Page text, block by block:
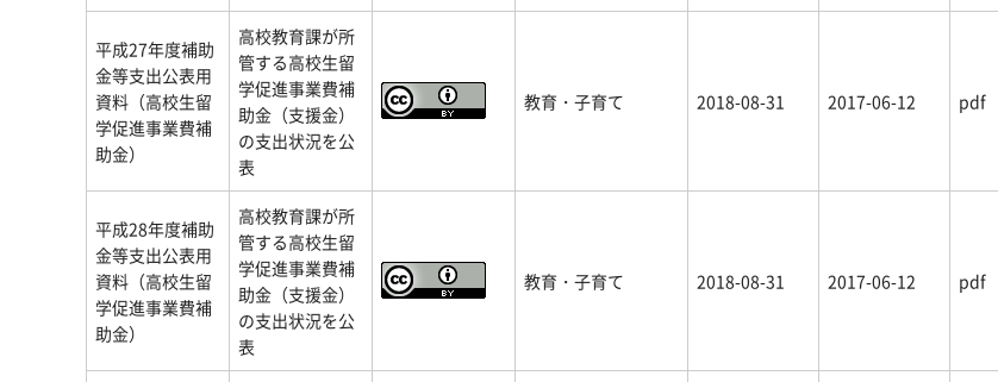
平成27年度補助
金等支出公表用
資料（高校生留
学促進事業費補
助金）
高校教育課が所
管する高校生留
学促進事業費補
助金（支援金）
の支出状況を公
表
教育・子育て 2018-08-31 2017-06-12 pdf
平成28年度補助
金等支出公表用
資料（高校生留
学促進事業費補
助金）
高校教育課が所
管する高校生留
学促進事業費補
助金（支援金）
の支出状況を公
表
教育・子育て 2018-08-31 2017-06-12 pdf